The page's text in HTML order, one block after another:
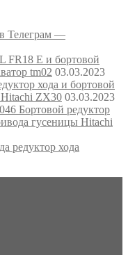
Телеграм —
FR18 E и бортовой
tm02 03.03.2023
хода и бортовой
ZX30 03.03.2023
Бортовой редуктор
гусеницы Hitachi
редуктор хода